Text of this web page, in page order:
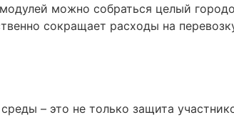
можно собраться целый
сокращает расходы на
– это не только защита